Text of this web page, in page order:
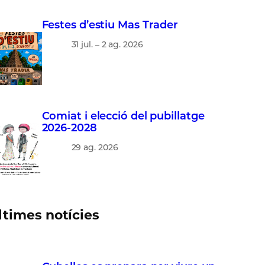
Festes d’estiu Mas Trader
31 jul. – 2 ag. 2026
Comiat i elecció del pubillatge
2026-2028
29 ag. 2026
notícies